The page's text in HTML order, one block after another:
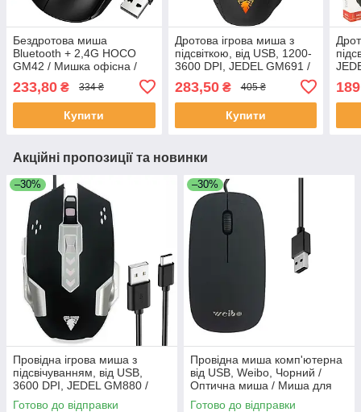
Бездротова миша
Bluetooth + 2,4G HOCO
GM42 / Мишка офісна /
Мишка для ПК
233,80 ₴ 334 ₴
Купити
Дротова ігрова миша з
підсвіткою, від USB, 1200-
3600 DPI, JEDEL GM691 /
Мишка для комп'ютера
283,50₴ 405 ₴
Купити
Акційні пропозиції та новинки
–30%
Провідна ігрова миша з
підсвічуванням, від USB,
3600 DPI, JEDEL GM880 /
Комп'ютерна мишка / Мишка
Готово до відправки
–30%
Провідна миша комп'ютерна
від USB, Weibo, Чорний /
Оптична миша / Миша для
ПК / Миша для ноутбука
Готово до відправки